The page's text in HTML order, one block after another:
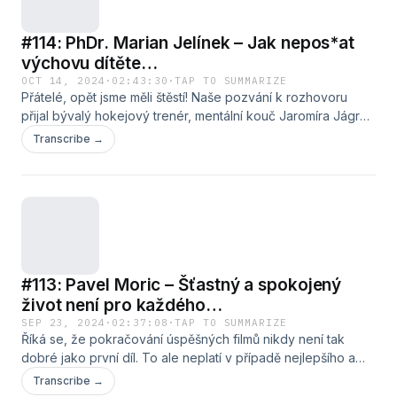
#114: PhDr. Marian Jelínek – Jak nepos*at
výchovu dítěte…
OCT 14, 2024 · 02:43:30 ·TAP TO SUMMARIZE
Přátelé, opět jsme měli štěstí! Naše pozvání k rozhovoru
přijal bývalý hokejový trenér, mentální kouč Jaromíra Jágra
a psycholog &#8211; Marian Jelínek. Hlavním tématem byla
výchova dětí. Povídali jsme si o rozdílech ve výchově dívek
Transcribe →
#113: Pavel Moric – Šťastný a spokojený
život není pro každého…
SEP 23, 2024 · 02:37:08 ·TAP TO SUMMARIZE
Říká se, že pokračování úspěšných filmů nikdy není tak
dobré jako první díl. To ale neplatí v případě nejlepšího a
nejžádanějšího motivačního kouče Pavla Morice v Brocastu.
Transcribe →